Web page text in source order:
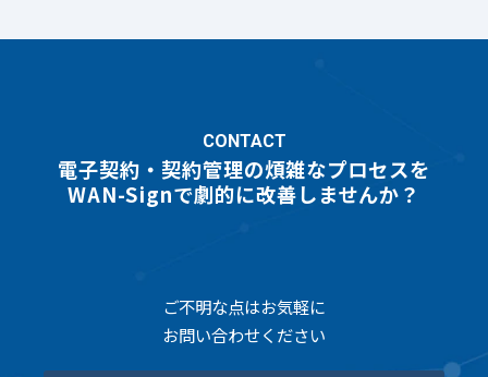
CONTACT
電子契約・契約管理の煩雑なプロセスを
WAN-Signで劇的に改善しませんか？
ご不明な点はお気軽に
お問い合わせください